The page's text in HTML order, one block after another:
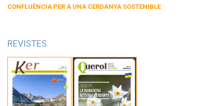
CONFLUÈNCIA PER A UNA CERDANYA SOSTENIBLE
REVISTES